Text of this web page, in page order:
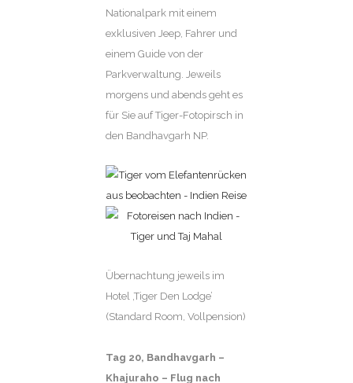
Nationalpark mit einem
exklusiven Jeep, Fahrer und
einem Guide von der
Parkverwaltung. Jeweils
morgens und abends geht es
für Sie auf Tiger-Fotopirsch in
den Bandhavgarh NP.
Übernachtung jeweils im
Hotel ‚Tiger Den Lodge’
(Standard Room, Vollpension)
Tag 20, Bandhavgarh –
Khajuraho – Flug nach